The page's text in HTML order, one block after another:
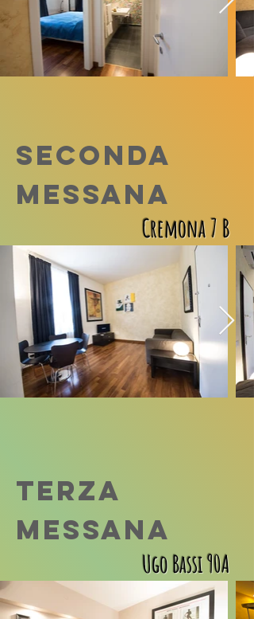
SECONDA
MESSANA
Cremona 7 B
TERZA
MESSANA
Ugo Bassi 90A